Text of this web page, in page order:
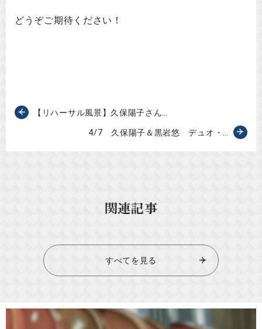
どうぞご期待ください！
【リハーサル風景】久保陽子さん…
4/7 久保陽子＆黒岩悠 デュオ・…
関連記事
すべてを見る